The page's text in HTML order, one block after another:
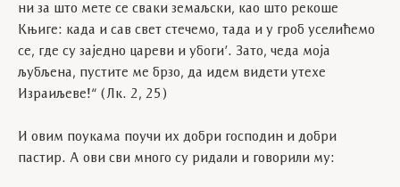
ни за што мете се сваки земаљски, као што рекоше
Књиге: када и сав свет стечемо, тада и у гроб уселићемо
се, где су заједно цареви и убоги’. Зато, чеда моја
љубљена, пустите ме брзо, да идем видети утехе
Израиљеве!“ (Лк. 2, 25)
И овим поукама поучи их добри господин и добри
пастир. А ови сви много су ридали и говорили му: